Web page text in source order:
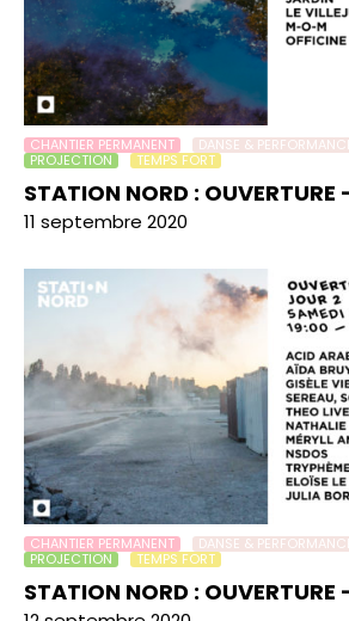
CHANTIER PERMANENT DANSE &
PROJECTION
TEMPS FORT
STATION NORD : OUVERTURE
11 septembre 2020
CHANTIER PERMANENT DANSE &
PROJECTION
TEMPS FORT
STATION NORD : OUVERTURE